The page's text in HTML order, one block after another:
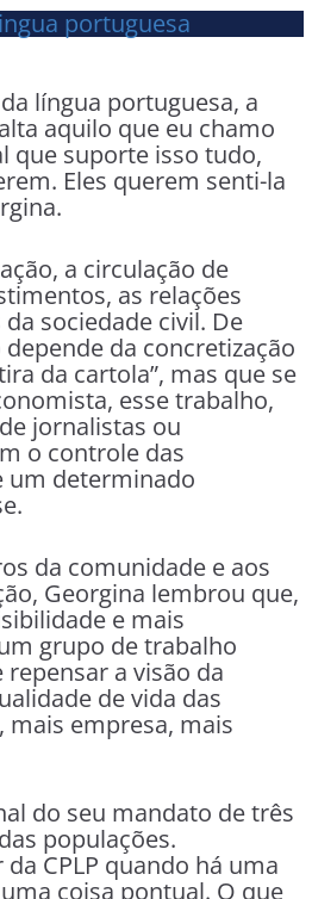
língua portuguesa, a
aquilo que eu chamo
que suporte isso tudo,
Eles querem senti-la
a circulação de
as relações
sociedade civil. De
da concretização
da cartola”, mas que se
esse trabalho,
jornalistas ou
o controle das
um determinado
da comunidade e aos
Georgina lembrou que,
e mais
grupo de trabalho
a visão da
de vida das
mais empresa, mais
do seu mandato de três
populações.
CPLP quando há uma
coisa pontual. O que